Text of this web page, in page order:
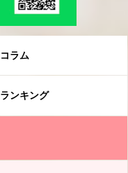
コラム
ランキング